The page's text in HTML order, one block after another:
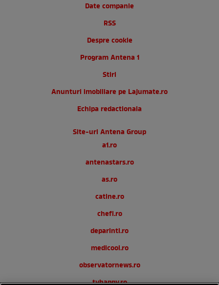
Date companie
RSS
Despre cookie
Program Antena 1
Stiri
Anunturi imobiliare pe Lajumate.ro
Echipa redactionala
Site-uri Antena Group
a1.ro
antenastars.ro
as.ro
catine.ro
chefi.ro
deparinti.ro
medicool.ro
observatornews.ro
tvhappy.ro